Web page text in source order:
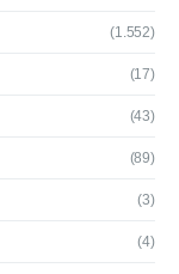
(1.552)
(17)
(43)
(89)
(3)
(4)